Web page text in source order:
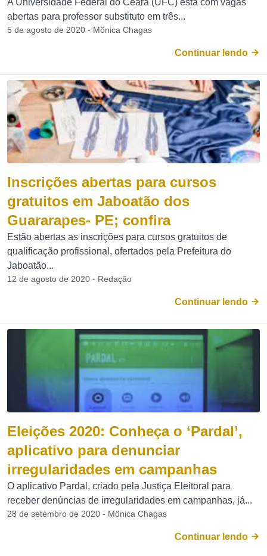
A Universidade Federal do Ceará (UFC) está com vagas
abertas para professor substituto em três...
5 de agosto de 2020 - Mônica Chagas
Continuar lendo
Inscrições abertas para cursos
gratuitos em Jaboatão dos
Guararapes- PE; confira
Estão abertas as inscrições para cursos gratuitos de
qualificação profissional, ofertados pela Prefeitura do
Jaboatão...
12 de agosto de 2020 - Redação
Continuar lendo
Eleições 2020: Conheça o ‘Pardal’,
aplicativo para denunciar
irregularidades em campanhas
O aplicativo Pardal, criado pela Justiça Eleitoral para
receber denúncias de irregularidades em campanhas, já...
28 de setembro de 2020 - Mônica Chagas
Continuar lendo